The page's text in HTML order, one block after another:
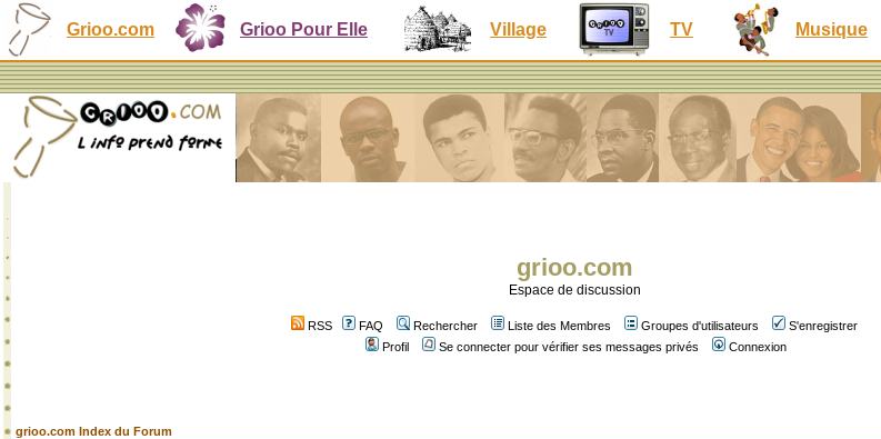
Grioo.com Grioo Pour Elle Village TV Musique
grioo.com
Espace de discussion
RSS FAQ Rechercher Liste des Membres Groupes d'utilisateurs
S'enregistrer
Profil
Se connecter pour vérifier ses messages privés Connexion
grioo.com Index du Forum